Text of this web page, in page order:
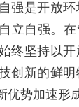
是开放环
立自强。在
终坚持以
创新的鲜
势加速形